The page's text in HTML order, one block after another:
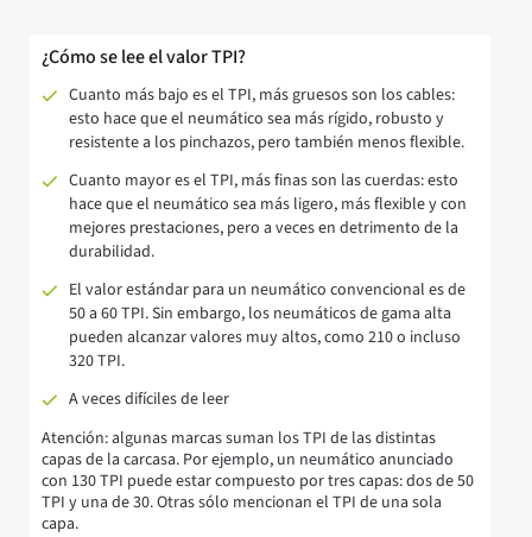
¿Cómo se lee el valor TPI?
Cuanto más bajo es el TPI, más gruesos son los cables:
esto hace que el neumático sea más rígido, robusto y
resistente a los pinchazos, pero también menos flexible.
Cuanto mayor es el TPI, más finas son las cuerdas: esto
hace que el neumático sea más ligero, más flexible y con
mejores prestaciones, pero a veces en detrimento de la
durabilidad.
El valor estándar para un neumático convencional es de
50 a 60 TPI. Sin embargo, los neumáticos de gama alta
pueden alcanzar valores muy altos, como 210 o incluso
320 TPI.
A veces difíciles de leer
Atención: algunas marcas suman los TPI de las distintas
capas de la carcasa. Por ejemplo, un neumático anunciado
con 130 TPI puede estar compuesto por tres capas: dos de 50
TPI y una de 30. Otras sólo mencionan el TPI de una sola
capa.